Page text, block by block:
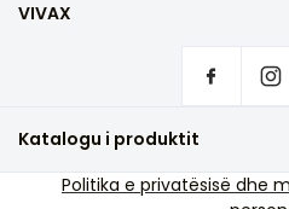
VIVAX
Ku të blini produkte VIVAX?
Mbështetja e shërbimit
Mbështetje e shërbimit jashtë
Katalogu i produktit
TV dhe audio
Politika e privatësisë dhe